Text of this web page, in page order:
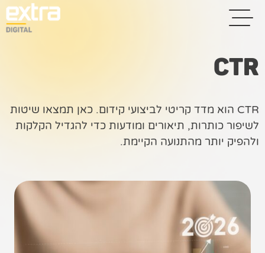
בניית אתרים
קידום אתרים
רשתות חברתיות
שיווק לאתרי
סחר
CTR
CTR הוא מדד קריטי לביצועי קידום. כאן תמצאו שיטות
לשיפור כותרות, תיאורים ומודעות כדי להגדיל הקלקות
ולהפיק יותר מהתנועה הקיימת.